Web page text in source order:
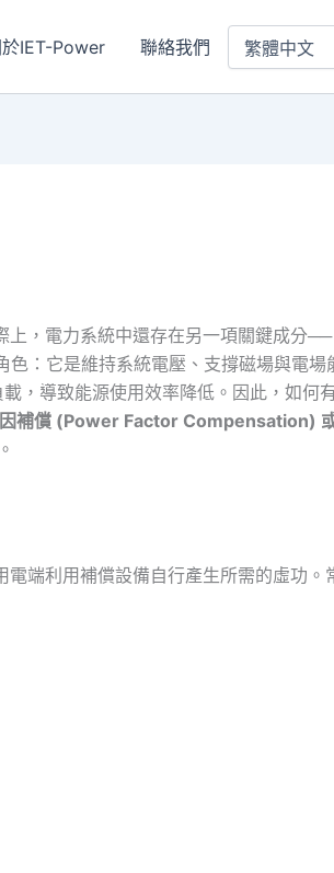
IET-Power 聯絡我們
，電力系統中還存在另一項關鍵成分──
：它是維持系統電壓、支撐磁場與電場
，導致能源使用效率降低。因此，如何
補償 (Power Factor Compensation)
端利用補償設備自行產生所需的虛功。